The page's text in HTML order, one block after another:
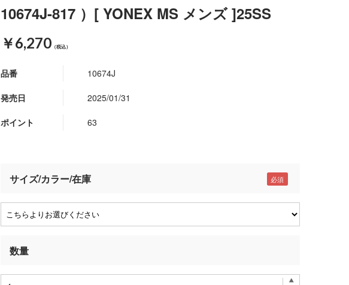
10674J-817 ）[ YONEX MS メンズ ]25SS
￥6,270 （税込）
品番 10674J
発売日 2025/01/31
ポイント 63
サイズ/カラー/在庫